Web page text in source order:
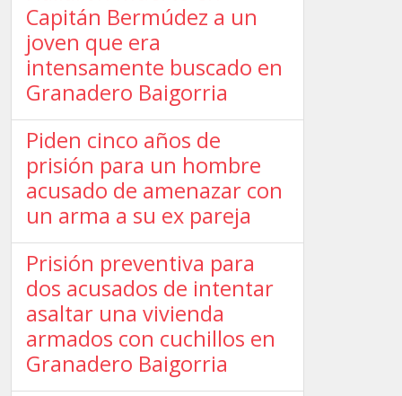
Capitán Bermúdez a un
joven que era
intensamente buscado en
Granadero Baigorria
Piden cinco años de
prisión para un hombre
acusado de amenazar con
un arma a su ex pareja
Prisión preventiva para
dos acusados de intentar
asaltar una vivienda
armados con cuchillos en
Granadero Baigorria